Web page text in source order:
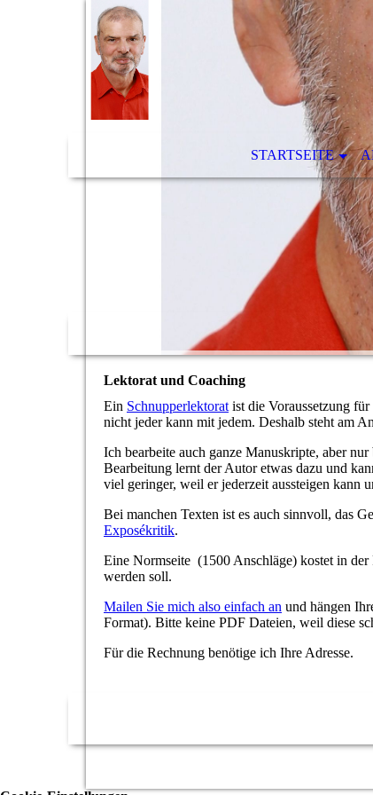
STARTSEITE
Lektorat und Coaching
Ein Schnupperlektorat ist die Voraussetzung
nicht jeder kann mit jedem. Deshalb steht am
Ich bearbeite auch ganze Manuskripte, aber
Bearbeitung lernt der Autor etwas dazu und
viel geringer, weil er jederzeit aussteigen kann
Bei manchen Texten ist es auch sinnvoll, das
Exposékritik.
Eine Normseite (1500 Anschläge) kostet in
werden soll.
Mailen Sie mich also einfach an und hängen
Format). Bitte keine PDF Dateien, weil diese
Für die Rechnung benötige ich Ihre Adresse.